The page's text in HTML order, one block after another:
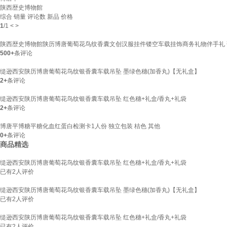
陕西歴史博物館
综合 销量 评论数 新品 价格
1/1 < >
陕西歴史博物館陕历博唐葡萄花鸟纹香囊文创汉服挂件镂空车载挂饰商务礼物伴手
500+条评论
缇逊西安陕历博唐葡萄花鸟纹银香囊车载吊坠 墨绿色穗(加香丸)【无礼盒】
2+条评论
缇逊西安陕历博唐葡萄花鸟纹银香囊车载吊坠 红色穗+礼盒/香丸+礼袋
2+条评论
博唐平博糖平糖化血红蛋白检测卡1人份 独立包装 桔色 其他
0+条评论
商品精选
缇逊西安陕历博唐葡萄花鸟纹银香囊车载吊坠 红色穗+礼盒/香丸+礼袋
已有2 人评价
缇逊西安陕历博唐葡萄花鸟纹银香囊车载吊坠 墨绿色穗(加香丸)【无礼盒】
已有2 人评价
缇逊西安陕历博唐葡萄花鸟纹银香囊车载吊坠 红色穗+礼盒/香丸+礼袋